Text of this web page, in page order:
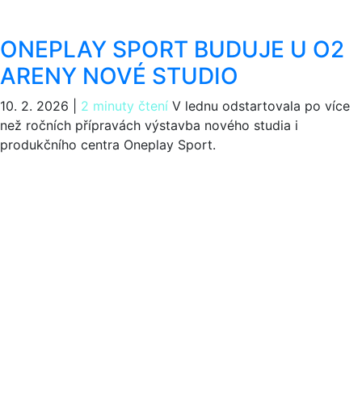
ONEPLAY SPORT BUDUJE U O2
ARENY NOVÉ STUDIO
10. 2. 2026 2 minuty čtení V lednu odstartovala po více
než ročních přípravách výstavba nového studia i
produkčního centra Oneplay Sport.